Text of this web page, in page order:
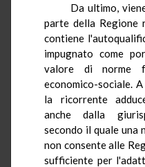
Da ultimo,
parte della Regione
contiene
impugnato come
valore di norme
economico-sociale.
la ricorrente
anche dalla
secondo il quale una
non consente alle
sufficiente per